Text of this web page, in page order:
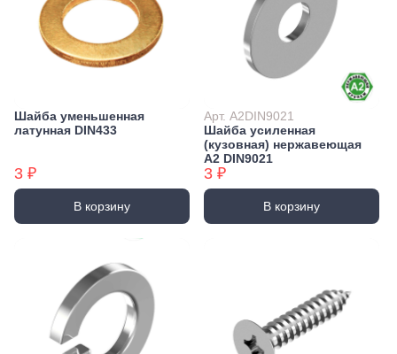
Шайба уменьшенная
латунная DIN433
3 ₽
В корзину
Арт. А2DIN9021
Шайба усиленная
(кузовная) нержавеющая
А2 DIN9021
3 ₽
В корзину